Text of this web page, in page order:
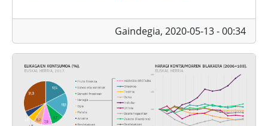
Gaindegia, 2020-05-13 - 00:34